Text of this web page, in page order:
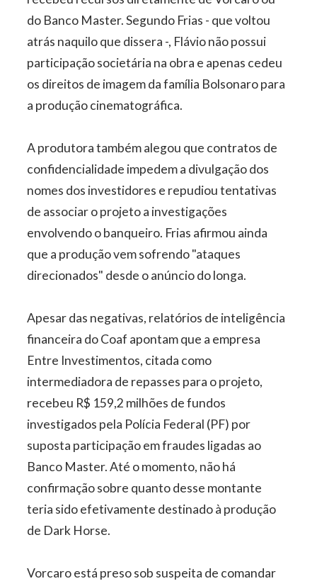
do Banco Master. Segundo Frias - que voltou
atrás naquilo que dissera -, Flávio não possui
participação societária na obra e apenas cedeu
os direitos de imagem da família Bolsonaro para
a produção cinematográfica.
A produtora também alegou que contratos de
confidencialidade impedem a divulgação dos
nomes dos investidores e repudiou tentativas
de associar o projeto a investigações
envolvendo o banqueiro. Frias afirmou ainda
que a produção vem sofrendo "ataques
direcionados" desde o anúncio do longa.
Apesar das negativas, relatórios de inteligência
financeira do Coaf apontam que a empresa
Entre Investimentos, citada como
intermediadora de repasses para o projeto,
recebeu R$ 159,2 milhões de fundos
investigados pela Polícia Federal (PF) por
suposta participação em fraudes ligadas ao
Banco Master. Até o momento, não há
confirmação sobre quanto desse montante
teria sido efetivamente destinado à produção
de Dark Horse.
Vorcaro está preso sob suspeita de comandar